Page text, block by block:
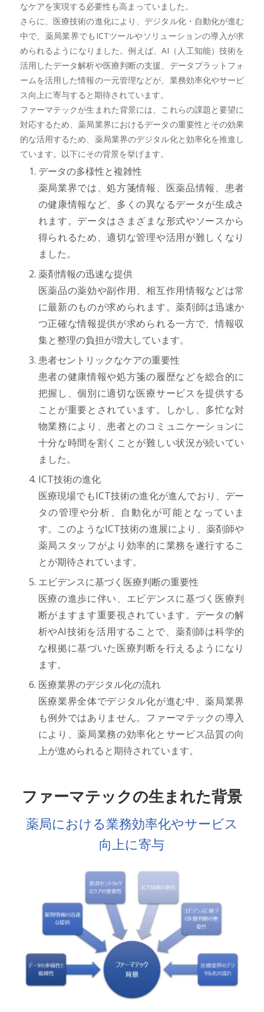
なケアを実現する必要性も高まっていました。
さらに、医療技術の進化により、デジタル化・自動化が進む
中で、薬局業界でもICTツールやソリューションの導入が求
められるようになりました。例えば、AI（人工知能）技術を
活用したデータ解析や医療判断の支援、データプラットフォ
ームを活用した情報の一元管理などが、業務効率化やサービ
ス向上に寄与すると期待されています。
ファーマテックが生まれた背景には、これらの課題と要望に
対応するため、薬局業界におけるデータの重要性とその効果
的な活用するため、薬局業界のデジタル化と効率化を推進し
ています。以下にその背景を挙げます。
データの多様性と複雑性
薬局業界では、処方箋情報、医薬品情報、患者
の健康情報など、多くの異なるデータが生成さ
れます。データはさまざまな形式やソースから
得られるため、適切な管理や活用が難しくなり
ました。
薬剤情報の迅速な提供
医薬品の薬効や副作用、相互作用情報などは常
に最新のものが求められます。薬剤師は迅速か
つ正確な情報提供が求められる一方で、情報収
集と整理の負担が増大しています。
患者セントリックなケアの重要性
患者の健康情報や処方箋の履歴などを総合的に
把握し、個別に適切な医療サービスを提供する
ことが重要とされています。しかし、多忙な対
物業務により、患者とのコミュニケーションに
十分な時間を割くことが難しい状況が続いてい
ました。
ICT技術の進化
医療現場でもICT技術の進化が進んでおり、デー
タの管理や分析、自動化が可能となっていま
す。このようなICT技術の進展により、薬剤師や
薬局スタッフがより効率的に業務を遂行するこ
とが期待されています。
エビデンスに基づく医療判断の重要性
医療の進歩に伴い、エビデンスに基づく医療判
断がますます重要視されています。データの解
析やAI技術を活用することで、薬剤師は科学的
な根拠に基づいた医療判断を行えるようになり
ます。
医療業界のデジタル化の流れ
医療業界全体でデジタル化が進む中、薬局業界
も例外ではありません。ファーマテックの導入
により、薬局業務の効率化とサービス品質の向
上が進められると期待されています。
ファーマテックの生まれた背景
薬局における業務効率化やサービス
向上に寄与